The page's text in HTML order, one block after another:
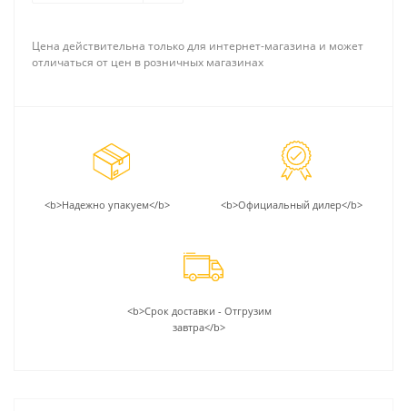
Цена действительна только для интернет-магазина и может
отличаться от цен в розничных магазинах
<b>Надежно упакуем</b> <b>Официальный дилер</b>
<b>Срок доставки - Отгрузим
завтра</b>